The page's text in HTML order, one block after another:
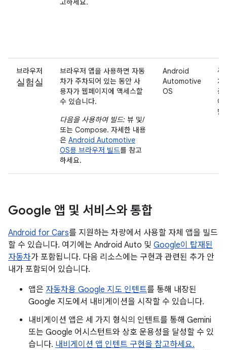
브라우저
실험실
브라우저 앱을 사용하면 자동
차가 주차되어 있는 동안 사
용자가 웹페이지에 액세스할
수 있습니다.
다음을 사용하여 빌드: 뷰 및/
또는 Compose. 자세한 내용
은 Android Automotive
OS용 브라우저 빌드를 참고
하세요.
Android
Automotive
OS
주
차
중
에
만
Google 앱 및 서비스와 통합
Android for Cars를 지원하는 차량에서 사용할 자체 앱을 빌드
할 수 있습니다. 여기에는 Android Auto 및 Google이 탑재된
자동차가 포함됩니다. 다음 리소스에는 구현과 관련된 추가 안
내가 포함되어 있습니다.
앱은 자동차용 Google 지도 인텐트를 통해 내장된
Google 지도에서 내비게이션을 시작할 수 있습니다.
내비게이션 앱은 세 가지 형식의 인텐트를 통해 Gemini
또는 Google 어시스턴트와 상호 운용성을 달성할 수 있
습니다. 내비게이션 앱 인텐트 구현을 참고하세요.